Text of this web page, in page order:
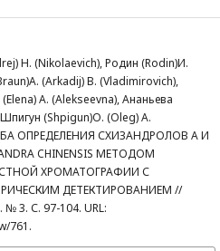
Н. (Nikolaevich), Родин (Rodin)И.
(Arkadij) В. (Vladimirovich),
А. (Alekseevna), Ананьева
(Shpigun)О. (Oleg) А.
ОПРЕДЕЛЕНИЯ СХИЗАНДРОЛОВ A И
CHINENSIS МЕТОДОМ
ХРОМАТОГРАФИИ С
ДЕТЕКТИРОВАНИЕМ //
№ 3. С. 97-104. URL:
761.